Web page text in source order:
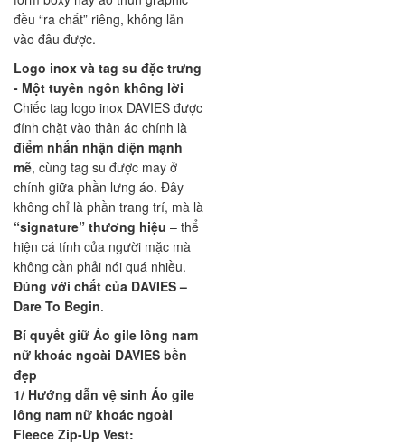
đều “ra chất” riêng, không lẫn
vào đâu được.
Logo inox và tag su đặc trưng
- Một tuyên ngôn không lời
Chiếc tag logo inox DAVIES được
đính chặt vào thân áo chính là
điểm nhấn nhận diện mạnh
mẽ, cùng tag su được may ở
chính giữa phần lưng áo. Đây
không chỉ là phần trang trí, mà là
“signature” thương hiệu – thể
hiện cá tính của người mặc mà
không cần phải nói quá nhiều.
Đúng với chất của DAVIES –
Dare To Begin.
Bí quyết giữ Áo gile lông nam
nữ khoác ngoài DAVIES bền
đẹp
1/ Hướng dẫn vệ sinh Áo gile
lông nam nữ khoác ngoài
Fleece Zip-Up Vest: